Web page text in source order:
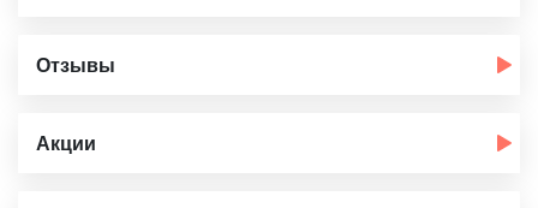
Отзывы
Акции